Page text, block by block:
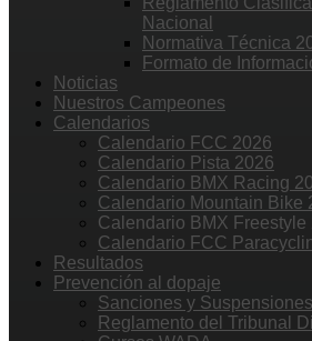
Nacional
Normativa Técnica
Formato de
Noticias
Nuestros Campeones
Calendarios
Calendario FCC 2026
Calendario Pista 2026
Calendario BMX Racing
Calendario Mountain Bike
Calendario BMX Freestyle
Calendario FCC
Resultados
Prevención al dopaje
Sanciones y Suspensiones
Reglamento del Tribunal